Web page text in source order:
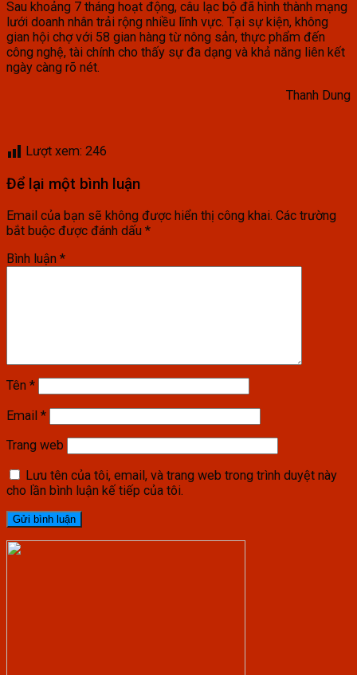
Sau khoảng 7 tháng hoạt động, câu lạc bộ đã hình thành mạng
lưới doanh nhân trải rộng nhiều lĩnh vực. Tại sự kiện, không
gian hội chợ với 58 gian hàng từ nông sản, thực phẩm đến
công nghệ, tài chính cho thấy sự đa dạng và khả năng liên kết
ngày càng rõ nét.
Thanh Dung
Lượt xem: 246
Để lại một bình luận
Email của bạn sẽ không được hiển thị công khai. Các trường
bắt buộc được đánh dấu *
Bình luận *
Tên *
Email *
Trang web
Lưu tên của tôi, email, và trang web trong trình duyệt này
cho lần bình luận kế tiếp của tôi.